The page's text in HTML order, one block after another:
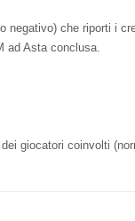
negativo) che riporti i
ad Asta conclusa.
giocatori coinvolti